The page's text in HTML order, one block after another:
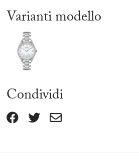
Varianti modello
Condividi